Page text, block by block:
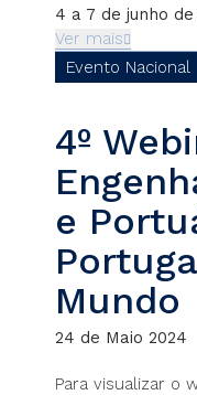
4 a 7 de junho de
Ver mais
Evento Nacional
4º
e
Mundo
24 de Maio 2024
Para visualizar o